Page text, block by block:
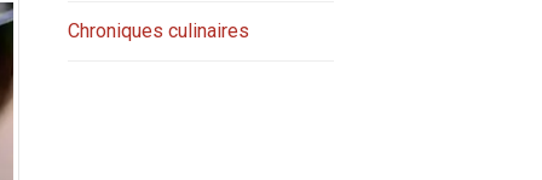
Chroniques culinaires